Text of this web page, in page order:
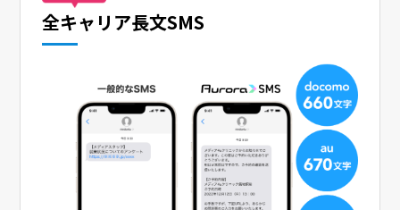
全キャリア長文SMS